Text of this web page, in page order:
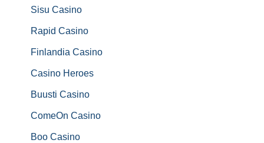
Sisu Casino
Rapid Casino
Finlandia Casino
Casino Heroes
Buusti Casino
ComeOn Casino
Boo Casino